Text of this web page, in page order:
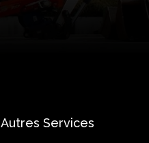
Autres Services